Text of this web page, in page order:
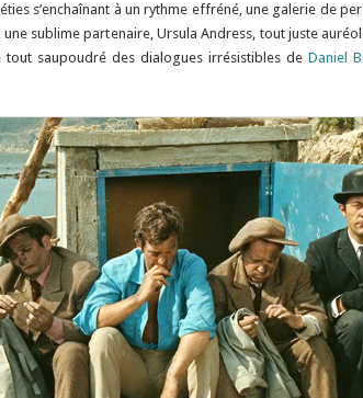
s’enchaînant à un rythme effréné, une galerie de
sublime partenaire, Ursula Andress, tout juste
tout saupoudré des dialogues irrésistibles de Daniel